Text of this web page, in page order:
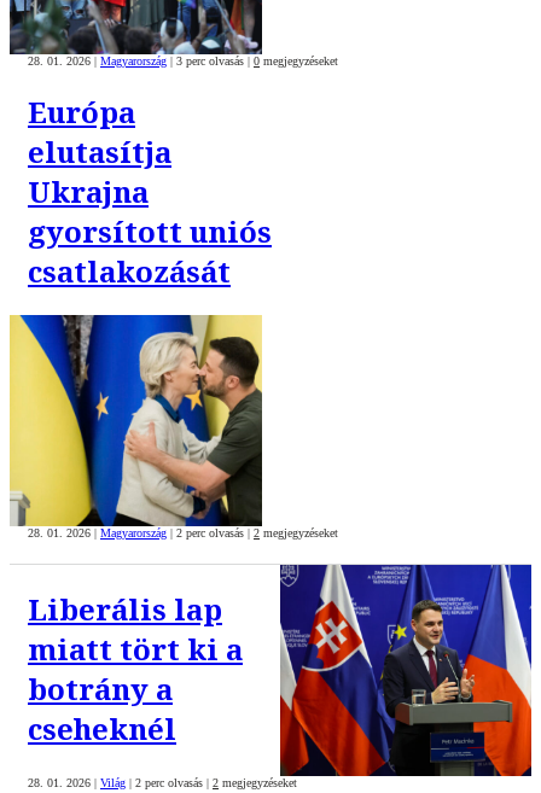
28. 01. 2026 Magyarország 3 perc olvasás 0 megjegyzéseket
Európa
elutasítja
Ukrajna
gyorsított uniós
csatlakozását
28. 01. 2026 | Magyarország | 2 perc olvasás | 2 megjegyzéseket
Liberális lap
miatt tört ki a
botrány a
cseheknél
28. 01. 2026 | Világ | 2 perc olvasás | 2 megjegyzéseket